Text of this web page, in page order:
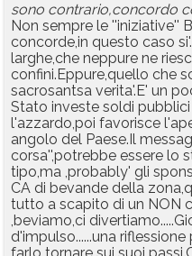
sono contrario,concordo
Non sempre le ''iniziative''
concorde,in questo caso
larghe,che neppure ne
confini.Eppure,quello che
sacrosantsa verita'.E' un
Stato investe soldi
l'azzardo,poi favorisce
angolo del Paese.Il
corsa'',potrebbe essere lo
tipo,ma ,probably' gli
CA di bevande della
tutto a scapito di un NON
,beviamo,ci
d'impulso......una